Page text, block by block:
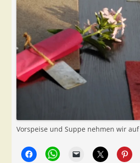
Vorspeise und Suppe nehmen wir